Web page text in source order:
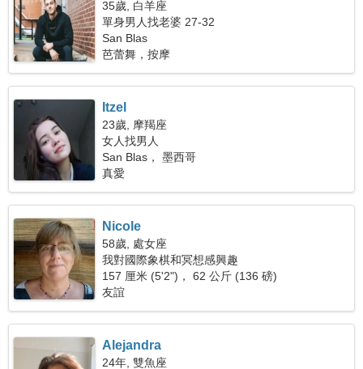
35歲, 白羊座
單身男人找老婆 27-32
San Blas
芭蕾舞，按摩
Itzel
23歲, 摩羯座
女人找男人
San Blas， 墨西哥
真愛
Nicole
58歲, 處女座
我對國際象棋和冥想感興趣
157 厘米 (5'2")， 62 公斤 (136 磅)
友誼
Alejandra
24年, 雙魚座